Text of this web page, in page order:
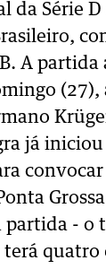
da Série D
A partida
(27),
já iniciou
convocar
partida - o
quatro